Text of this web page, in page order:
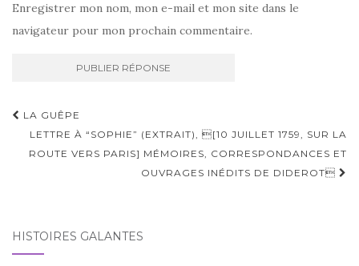
Enregistrer mon nom, mon e-mail et mon site dans le
navigateur pour mon prochain commentaire.
Navigation
d'article
LA GUÊPE
LETTRE À “SOPHIE” (EXTRAIT), [10 JUILLET 1759, SUR LA
ROUTE VERS PARIS] MÉMOIRES, CORRESPONDANCES ET
OUVRAGES INÉDITS DE DIDEROT
HISTOIRES GALANTES